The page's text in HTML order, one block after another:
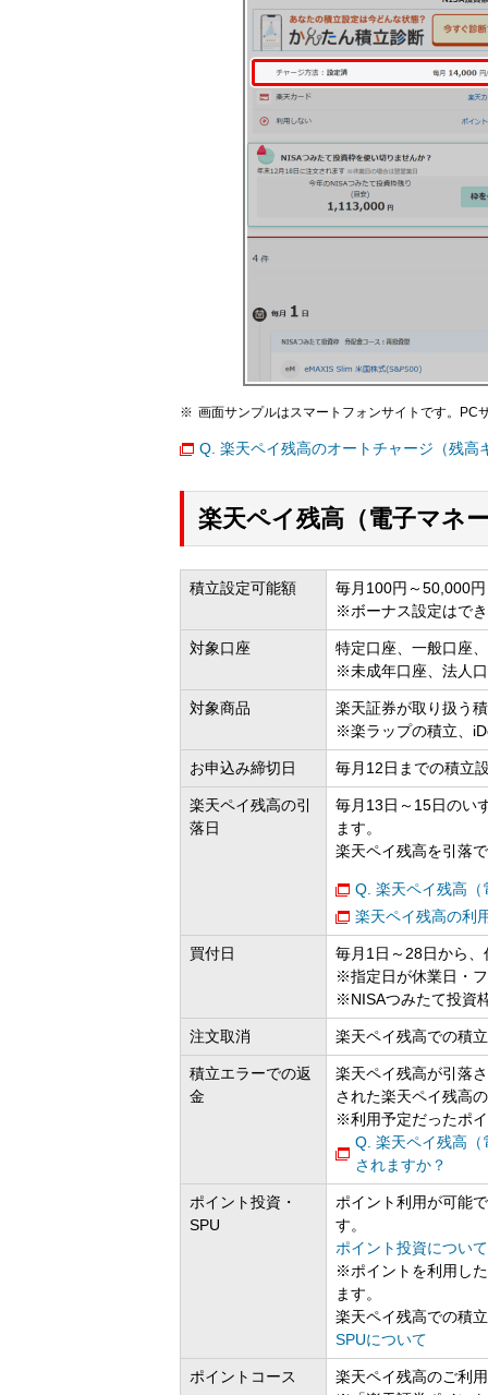
画面サンプルはスマートフォンサイトです。PC
Q. 楽天ペイ残高のオートチャージ（残高
楽天ペイ残高（電子マネ
積立設定可能額
毎月100円～50,000
※ボーナス設定はで
対象口座
特定口座、一般口座
※未成年口座、法人
対象商品
楽天証券が取り扱う
※楽ラップの積立、
お申込み締切日 毎月12日までの積立
楽天ペイ残高の引
落日
毎月13日～15日のい
ます。
楽天ペイ残高を引落
Q. 楽天ペイ残高（
楽天ペイ残高の利
買付日
毎月1日～28日から
※指定日が休業日・
※NISAつみたて投資
注文取消 楽天ペイ残高での積
積立エラーでの返
金
楽天ペイ残高が引落
された楽天ペイ残高
※利用予定だったポ
Q. 楽天ペイ残高（
されますか？
ポイント投資・
SPU
ポイント利用が可能
す。
ポイント投資について
※ポイントを利用し
ます。
楽天ペイ残高での積
SPUについて
ポイントコース
楽天ペイ残高のご利